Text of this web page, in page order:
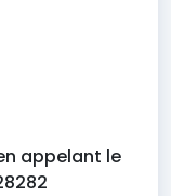
appelant le